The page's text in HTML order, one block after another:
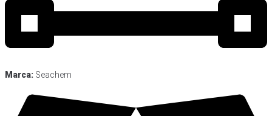
Marca: Seachem